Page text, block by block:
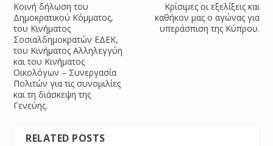
Κοινή δήλωση του
Δημοκρατικού Κόμματος,
του Κινήματος
Σοσιαλδημοκρατών ΕΔΕΚ,
του Κινήματος Αλληλεγγύη
και του Κινήματος
Οικολόγων – Συνεργασία
Πολιτών για τις συνομιλίες
και τη διάσκεψη της
Γενεύης.
Κρίσιμες οι εξελίξεις και
καθήκον μας ο αγώνας για
υπεράσπιση της Κύπρου.
RELATED POSTS